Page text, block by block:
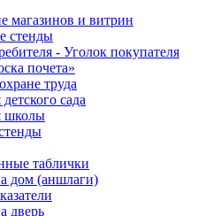
магазинов и витрин
стенды
- Уголок покупателя
почета»
труда
сада
школы
таблички
дом (аншлаги)
дверь